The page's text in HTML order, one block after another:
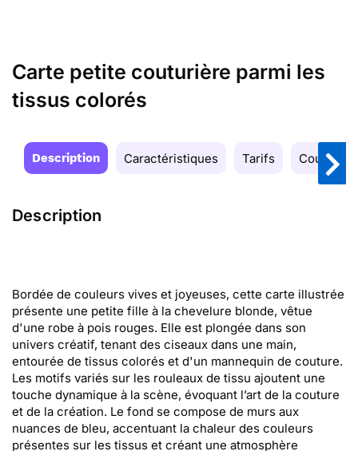
Carte petite couturière parmi les
tissus colorés
Description Caractéristiques Tarifs Couleurs
Description
Bordée de couleurs vives et joyeuses, cette carte illustrée
présente une petite fille à la chevelure blonde, vêtue
d'une robe à pois rouges. Elle est plongée dans son
univers créatif, tenant des ciseaux dans une main,
entourée de tissus colorés et d'un mannequin de couture.
Les motifs variés sur les rouleaux de tissu ajoutent une
touche dynamique à la scène, évoquant l’art de la couture
et de la création. Le fond se compose de murs aux
nuances de bleu, accentuant la chaleur des couleurs
présentes sur les tissus et créant une atmosphère